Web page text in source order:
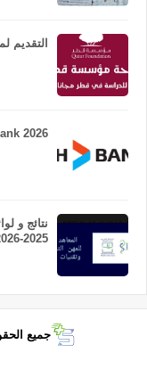
التقديم
2026
نتائج و
2025
جميع